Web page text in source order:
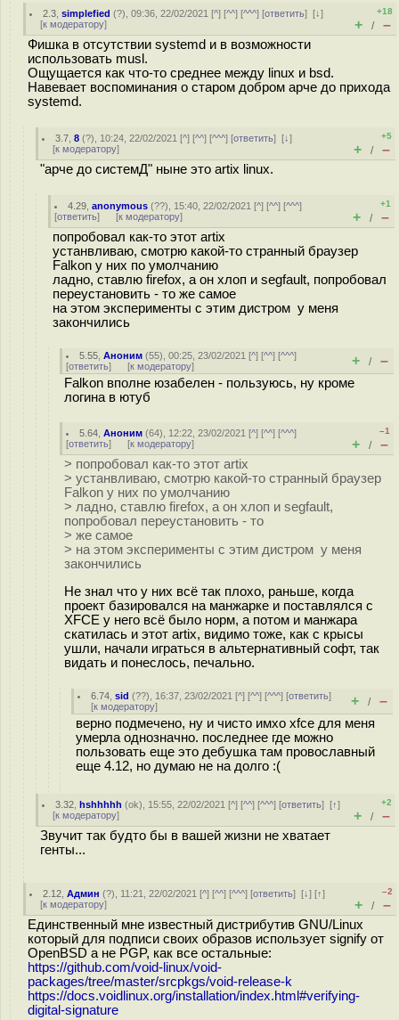
2.3 ,simplefied (?), 09:36, 22/02/2021 [^] [^^] [^^^] [ответить][↓]
[к модератору]
+18
+ / –
Фишка в отсутствии systemd и в возможности
использовать musl.
Ощущается как что-то среднее между linux и bsd.
Навевает воспоминания о старом добром арче до прихода
systemd.
3.7 ,8 (?), 10:24, 22/02/2021 [^] [^^] [^^^] [ответить][↓]
[к модератору]
+5
+ / –
"арче до системД" ныне это artix linux.
4.29 ,anonymous (??), 15:40, 22/02/2021 [^] [^^] [^^^]
[ответить] [к модератору]
+1
+ / –
попробовал как-то этот artix
устанвливаю, смотрю какой-то странный браузер
Falkon у них по умолчанию
ладно, ставлю firefox, а он хлоп и segfault, попробовал
переустановить - то же самое
на этом эксперименты с этим дистром у меня
закончились
5.55 ,Аноним (55), 00:25, 23/02/2021 [^] [^^] [^^^]
[ответить] [к модератору] + / –
Falkon вполне юзабелен - пользуюсь, ну кроме
логина в ютуб
5.64 ,Аноним (64), 12:22, 23/02/2021 [^] [^^] [^^^]
[ответить] [к модератору]
–1
+ / –
> попробовал как-то этот artix
> устанвливаю, смотрю какой-то странный браузер
Falkon у них по умолчанию
> ладно, ставлю firefox, а он хлоп и segfault,
попробовал переустановить - то
> же самое
> на этом эксперименты с этим дистром у меня
закончились
Не знал что у них всё так плохо, раньше, когда
проект базировался на манжарке и поставлялся с
XFCE у него всё было норм, а потом и манжара
скатилась и этот artix, видимо тоже, как с крысы
ушли, начали играться в альтернативный софт, так
видать и понеслось, печально.
6.74 ,sid (??), 16:37, 23/02/2021 [^] [^^] [^^^] [ответить]
[к модератору] + / –
верно подмечено, ну и чисто имхо xfce для меня
умерла однозначно. последнее где можно
пользовать еще это дебушка там провославный
еще 4.12, но думаю не на долго :(
3.32 ,hshhhhh (ok), 15:55, 22/02/2021 [^] [^^] [^^^] [ответить][↑]
[к модератору]
+2
+ / –
Звучит так будто бы в вашей жизни не хватает
генты...
2.12 ,Админ (?), 11:21, 22/02/2021 [^] [^^] [^^^] [ответить][↓] [↑]
[к модератору]
–2
+ / –
Единственный мне известный дистрибутив GNU/Linux
который для подписи своих образов использует signify от
OpenBSD а не PGP, как все остальные:
https://github.com/void-linux/void-
packages/tree/master/srcpkgs/void-release-k
https://docs.voidlinux.org/installation/index.html#verifying-
digital-signature